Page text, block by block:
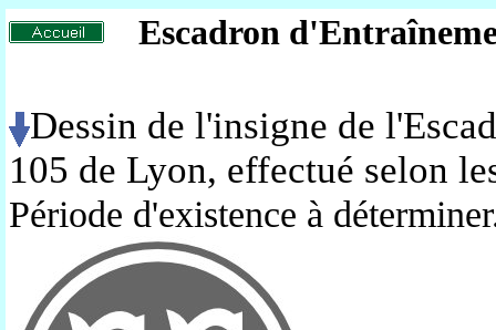
Escadron
Dessin de l'insigne de
105 de Lyon, effectué selon
Période d'existence à